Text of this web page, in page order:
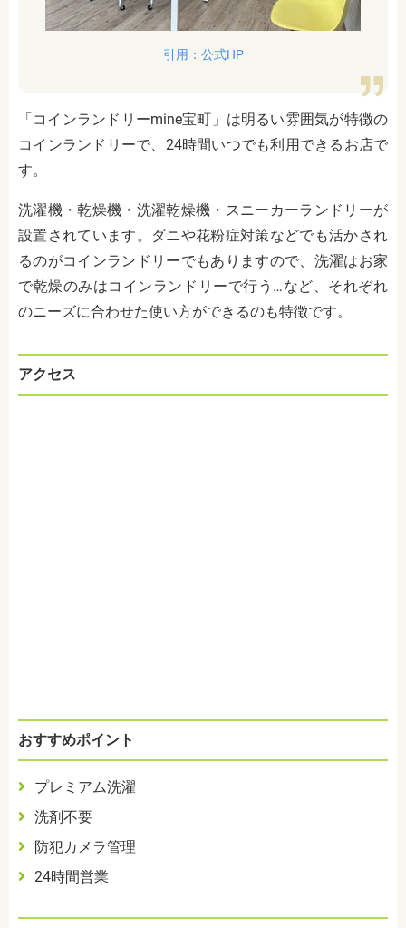
引用：公式HP
「コインランドリーmine宝町」は明るい雰囲気が特徴の
コインランドリーで、24時間いつでも利用できるお店で
す。
洗濯機・乾燥機・洗濯乾燥機・スニーカーランドリーが
設置されています。ダニや花粉症対策などでも活かされ
るのがコインランドリーでもありますので、洗濯はお家
で乾燥のみはコインランドリーで行う…など、それぞれ
のニーズに合わせた使い方ができるのも特徴です。
アクセス
おすすめポイント
プレミアム洗濯
洗剤不要
防犯カメラ管理
24時間営業